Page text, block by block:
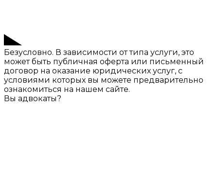
Безусловно. В зависимости от типа услуги, это
может быть публичная оферта или письменный
договор на оказание юридических услуг, с
условиями которых вы можете предварительно
ознакомиться на нашем сайте.
Вы адвокаты?